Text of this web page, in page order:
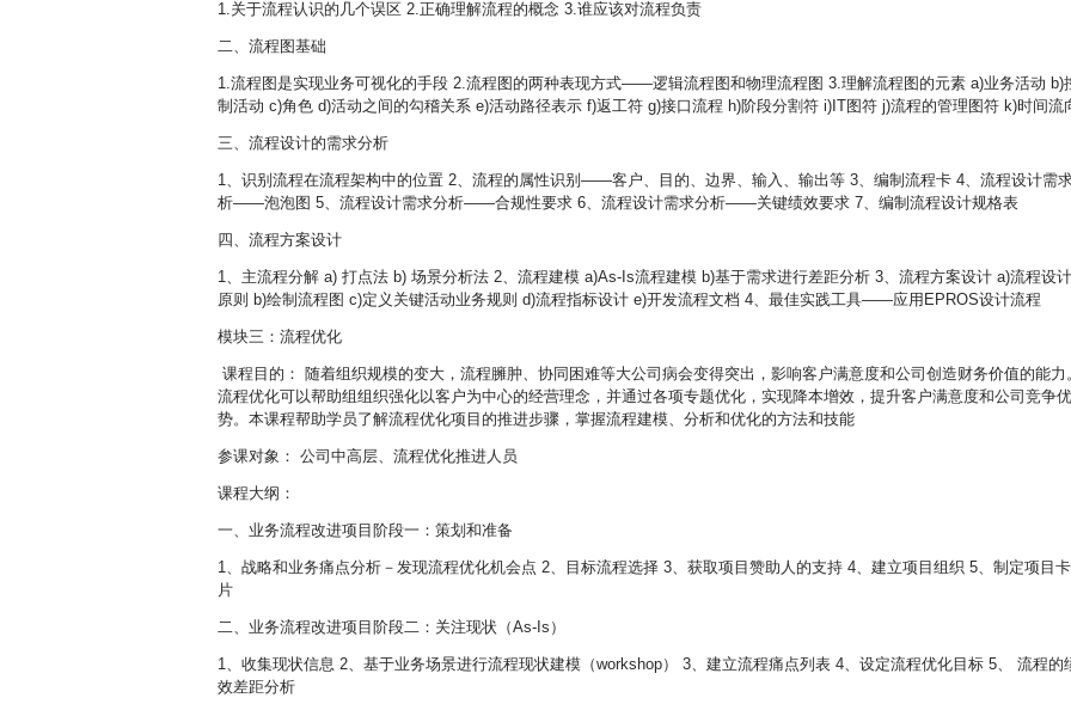
1.关于流程认识的几个误区 2.正确理解流程的概念 3.谁应该对流程负责
二、流程图基础
1.流程图是实现业务可视化的手段 2.流程图的两种表现方式——逻辑流程图和物理流程图 3.理解流程图的元素 a)业务活动 b)
制活动 c)角色 d)活动之间的勾稽关系 e)活动路径表示 f)返工符 g)接口流程 h)阶段分割符 i)IT图符 j)流程的管理图符 k)时间流
三、流程设计的需求分析
1、识别流程在流程架构中的位置 2、流程的属性识别——客户、目的、边界、输入、输出等 3、编制流程卡 4、流程设计需
析——泡泡图 5、流程设计需求分析——合规性要求 6、流程设计需求分析——关键绩效要求 7、编制流程设计规格表
四、流程方案设计
1、主流程分解 a) 打点法 b) 场景分析法 2、流程建模 a)As-Is流程建模 b)基于需求进行差距分析 3、流程方案设计 a)流程设
原则 b)绘制流程图 c)定义关键活动业务规则 d)流程指标设计 e)开发流程文档 4、最佳实践工具——应用EPROS设计流程
模块三：流程优化
课程目的： 随着组织规模的变大，流程臃肿、协同困难等大公司病会变得突出，影响客户满意度和公司创造财务价值的能力
流程优化可以帮助组组织强化以客户为中心的经营理念，并通过各项专题优化，实现降本增效，提升客户满意度和公司竞争优
势。本课程帮助学员了解流程优化项目的推进步骤，掌握流程建模、分析和优化的方法和技能
参课对象： 公司中高层、流程优化推进人员
课程大纲：
一、业务流程改进项目阶段一：策划和准备
1、战略和业务痛点分析－发现流程优化机会点 2、目标流程选择 3、获取项目赞助人的支持 4、建立项目组织 5、制定项目卡
片
二、业务流程改进项目阶段二：关注现状（As-Is）
1、收集现状信息 2、基于业务场景进行流程现状建模（workshop） 3、建立流程痛点列表 4、设定流程优化目标 5、 流程的
效差距分析